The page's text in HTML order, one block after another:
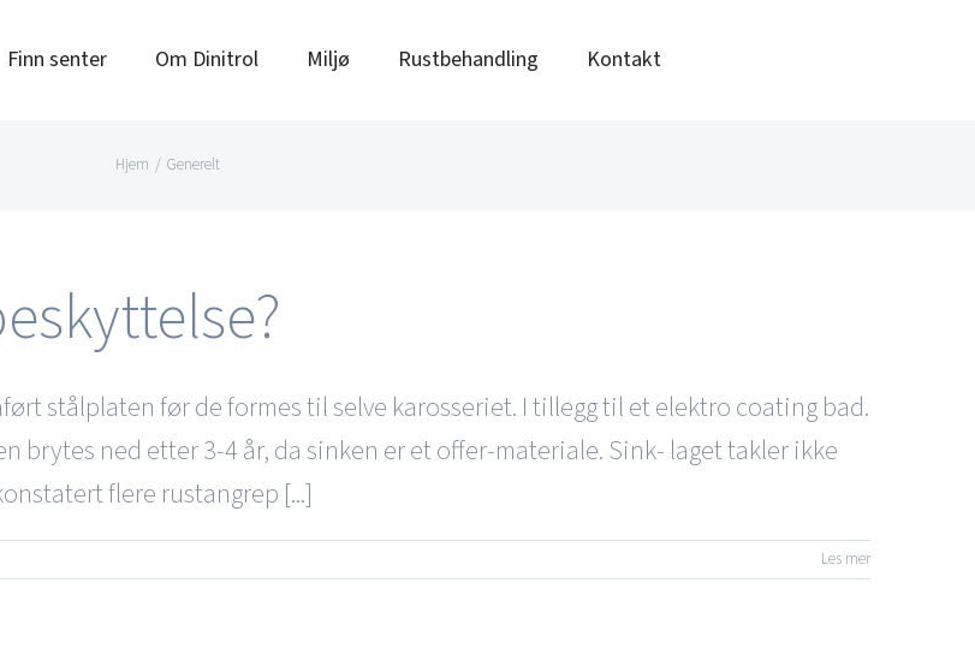
Finn senter Om Dinitrol Miljø Rustbehandling Kontakt
Hjem Generelt
stålplaten før de formes til selve karosseriet. I tillegg til et elektro coating bad.
brytes ned etter 3-4 år, da sinken er et offer-materiale. Sink- laget takler ikke
flere rustangrep [...]
Les mer